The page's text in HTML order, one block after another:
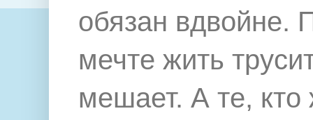
обязан вдвойне.
мечте жить
мешает. А те,